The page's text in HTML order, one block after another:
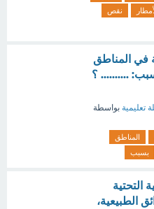
نقص
في المناطق
.......... ؟
تعليمية بواسطة
المناطق
بسبب
التحتية
الطبيعية،